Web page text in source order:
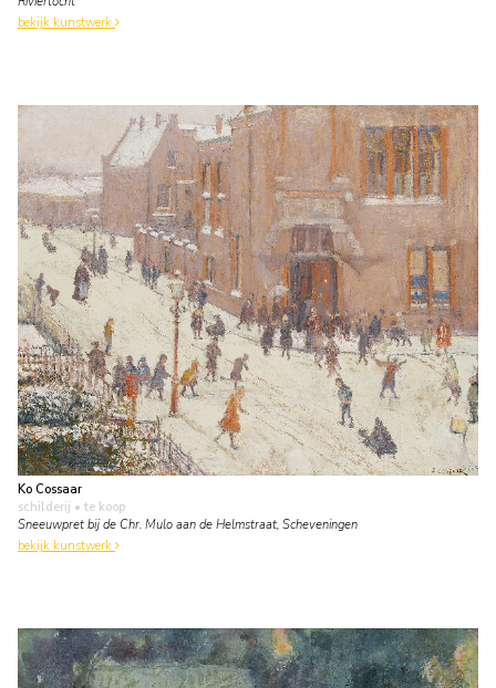
bekijk kunstwerk
Ko Cossaar
schilderij • te koop
Sneeuwpret bij de Chr. Mulo aan de Helmstraat, Scheveningen
bekijk kunstwerk